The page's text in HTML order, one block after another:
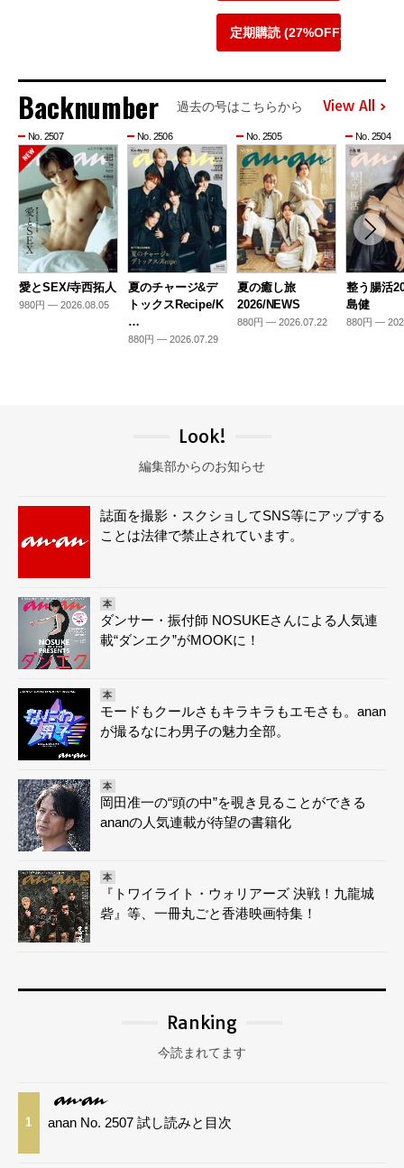
定期購読 (27%OFF)
Backnumber 過去の号はこちらから View All
No. 2507
愛とSEX/寺西拓人
980円 — 2026.08.05
No. 2506
夏のチャージ&デ
トックスRecipe/K
…
880円 — 2026.07.29
No. 2505
夏の癒し旅
2026/NEWS
880円 — 2026.07.22
No. 2504
整う腸活
島健
880円 —
Look!
編集部からのお知らせ
誌面を撮影・スクショしてSNS等にアップする
ことは法律で禁止されています。
本
ダンサー・振付師 NOSUKEさんによる人気連
載“ダンエク”がMOOKに！
本
モードもクールさもキラキラもエモさも。anan
が撮るなにわ男子の魅力全部。
本
岡田准一の“頭の中”を覗き見ることができる
ananの人気連載が待望の書籍化
本
『トワイライト・ウォリアーズ 決戦！九龍城
砦』等、一冊丸ごと香港映画特集！
Ranking
今読まれてます
1 anan No. 2507 試し読みと目次